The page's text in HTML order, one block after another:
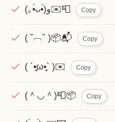
(｡•̀ᴗ•́)و✉️📮 Copy
( ˘︹˘ )📦📬 Copy
( ´•̥̥̥ω•̥̥̥` )✉️ Copy
(＾◡＾)📮📦 Copy